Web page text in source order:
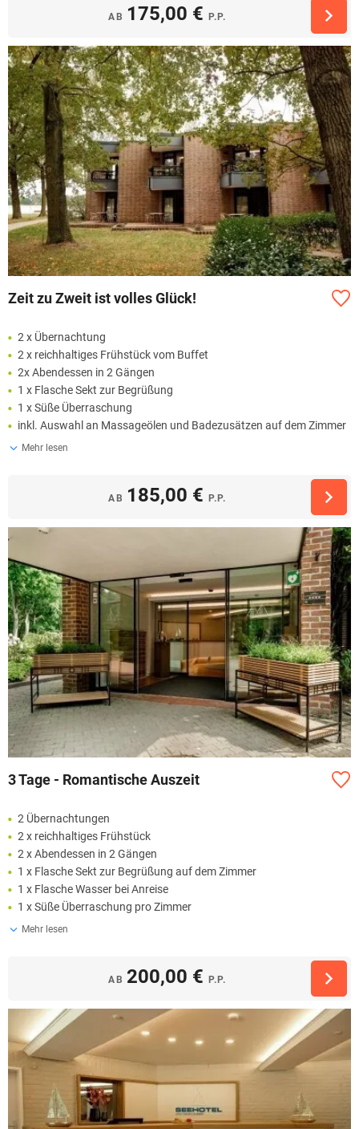
AB 175,00 € P.P.
Zeit zu Zweit ist volles Glück!
2 x Übernachtung
2 x reichhaltiges Frühstück vom Buffet
2x Abendessen in 2 Gängen
1 x Flasche Sekt zur Begrüßung
1 x Süße Überraschung
inkl. Auswahl an Massageölen und Badezusätzen auf dem Zimmer
Mehr lesen
AB 185,00 € P.P.
3 Tage - Romantische Auszeit
2 Übernachtungen
2 x reichhaltiges Frühstück
2 x Abendessen in 2 Gängen
1 x Flasche Sekt zur Begrüßung auf dem Zimmer
1 x Flasche Wasser bei Anreise
1 x Süße Überraschung pro Zimmer
Mehr lesen
AB 200,00 € P.P.